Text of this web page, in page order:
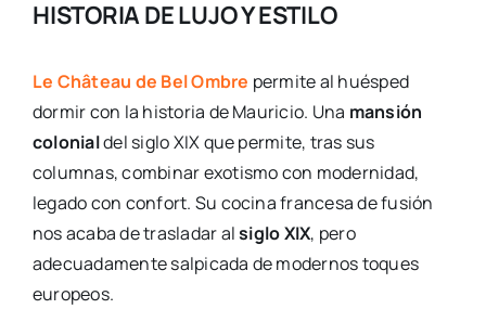
HISTORIA DE LUJO Y ESTILO
Le Château de Bel Ombre permite al huésped
dormir con la historia de Mauricio. Una mansión
colonialdel siglo XIX que permite, tras sus
columnas, combinar exotismo con modernidad,
legado con confort. Su cocina francesa de fusión
nos acaba de trasladar alsiglo XIX, pero
adecuadamente salpicada de modernos toques
europeos.